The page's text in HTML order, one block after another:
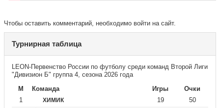
Чтобы оставить комментарий, необходимо войти на сайт.
Турнирная таблица
LEON-Первенство России по футболу среди команд Второй Лиги
"Дивизион Б" группа 4, сезона 2026 года
М
Команда Игры
Очки
1
ХИМИК 19
50